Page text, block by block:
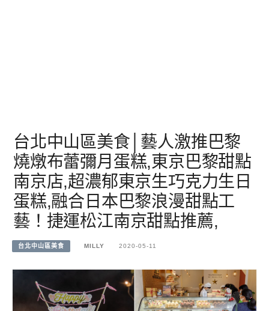
台北中山區美食│藝人激推巴黎
燒燉布蕾彌月蛋糕,東京巴黎甜點
南京店,超濃郁東京生巧克力生日
蛋糕,融合日本巴黎浪漫甜點工
藝！捷運松江南京甜點推薦,
台北中山區美食 MILLY 2020-05-11